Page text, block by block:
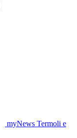
myNews Termoli e